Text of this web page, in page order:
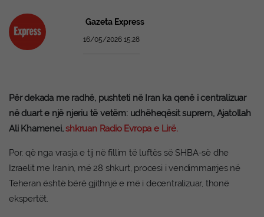
Gazeta Express
16/05/2026 15:28
Për dekada me radhë, pushteti në Iran ka qenë i centralizuar
në duart e një njeriu të vetëm: udhëheqësit suprem, Ajatollah
Ali Khamenei,shkruan Radio Evropa e Lirë.
Por, që nga vrasja e tij në fillim të luftës së SHBA-së dhe
Izraelit me Iranin, më 28 shkurt, procesi i vendimmarrjes në
Teheran është bërë gjithnjë e më i decentralizuar, thonë
ekspertët.